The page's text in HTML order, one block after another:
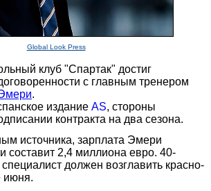
Global Look Press
клуб "Спартак" достиг
с главным тренером
.
издание AS, стороны
контракта на два сезона.
источника, зарплата Эмери
составит 2,4 миллиона евро. 40-
должен возглавить красно-
июня.